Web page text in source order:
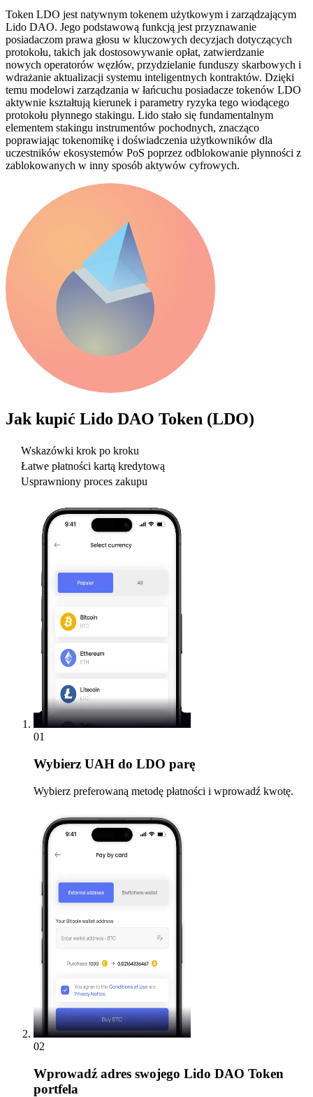
Token LDO jest natywnym tokenem użytkowym i zarządzającym
Lido DAO. Jego podstawową funkcją jest przyznawanie
posiadaczom prawa głosu w kluczowych decyzjach dotyczących
protokołu, takich jak dostosowywanie opłat, zatwierdzanie
nowych operatorów węzłów, przydzielanie funduszy skarbowych i
wdrażanie aktualizacji systemu inteligentnych kontraktów. Dzięki
temu modelowi zarządzania w łańcuchu posiadacze tokenów LDO
aktywnie kształtują kierunek i parametry ryzyka tego wiodącego
protokołu płynnego stakingu. Lido stało się fundamentalnym
elementem stakingu instrumentów pochodnych, znacząco
poprawiając tokenomikę i doświadczenia użytkowników dla
uczestników ekosystemów PoS poprzez odblokowanie płynności z
zablokowanych w inny sposób aktywów cyfrowych.
Jak kupić Lido DAO Token (LDO)
Wskazówki krok po kroku
Łatwe płatności kartą kredytową
Usprawniony proces zakupu
01
Wybierz UAH do LDO parę
Wybierz preferowaną metodę płatności i wprowadź kwotę.
02
Wprowadź adres swojego Lido DAO Token
portfela